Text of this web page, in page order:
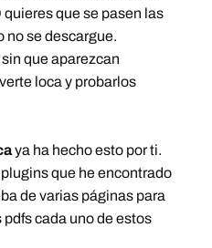
que se pasen las
no se descargue.
que aparezcan
loca y probarlos
ya ha hecho esto por ti.
que he encontrado
de varias páginas para
cada uno de estos